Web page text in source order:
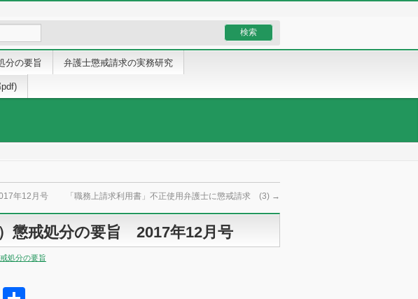
分の要旨 弁護士懲戒請求の実務研究
年12月号 「職務上請求利用書」不正使用弁護士に懲戒請求 (3) →
懲戒処分の要旨 2017年12月号
処分の要旨